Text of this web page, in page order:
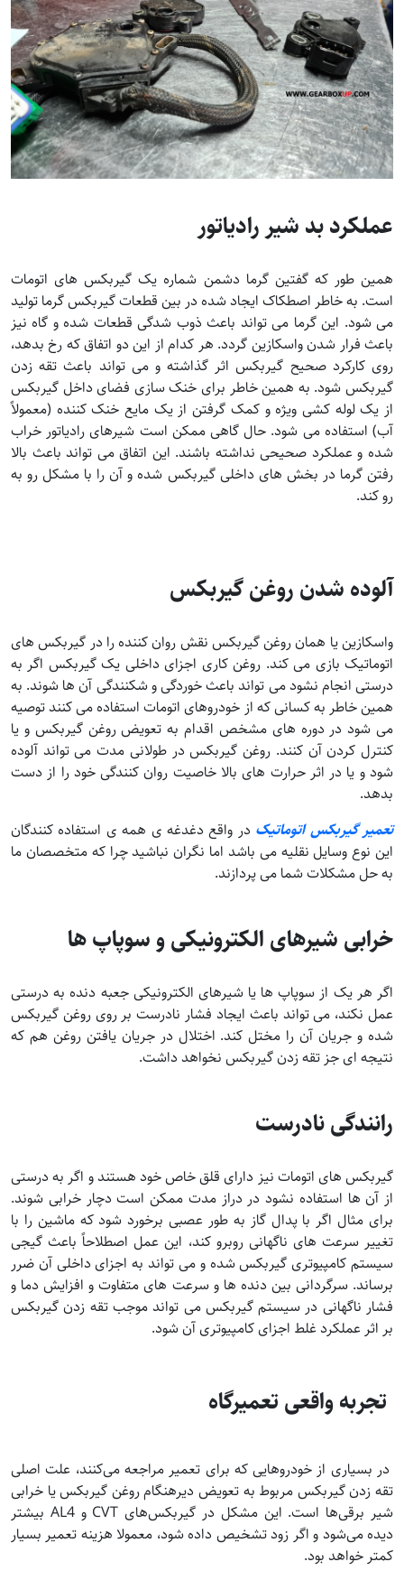
عملکرد بد شیر رادیاتور
همین طور که گفتین گرما دشمن شماره یک گیربکس های اتومات
است. به خاطر اصطکاک ایجاد شده در بین قطعات گیربکس گرما تولید
می شود. این گرما می تواند باعث ذوب شدگی قطعات شده و گاه نیز
باعث فرار شدن واسکازین گردد. هر کدام از این دو اتفاق که رخ بدهد،
روی کارکرد صحیح گیربکس اثر گذاشته و می تواند باعث تقه زدن
گیربکس شود. به همین خاطر برای خنک سازی فضای داخل گیربکس
از یک لوله کشی ویژه و کمک گرفتن از یک مایع خنک کننده (معمولاً
آب) استفاده می شود. حال گاهی ممکن است شیرهای رادیاتور خراب
شده و عملکرد صحیحی نداشته باشند. این اتفاق می تواند باعث بالا
رفتن گرما در بخش های داخلی گیربکس شده و آن را با مشکل رو به
رو کند.
آلوده شدن روغن گیربکس
واسکازین یا همان روغن گیربکس نقش روان کننده را در گیربکس های
اتوماتیک بازی می کند. روغن کاری اجزای داخلی یک گیربکس اگر به
درستی انجام نشود می تواند باعث خوردگی و شکنندگی آن ها شوند. به
همین خاطر به کسانی که از خودروهای اتومات استفاده می کنند توصیه
می شود در دوره های مشخص اقدام به تعویض روغن گیربکس و یا
کنترل کردن آن کنند. روغن گیربکس در طولانی مدت می تواند آلوده
شود و یا در اثر حرارت های بالا خاصیت روان کنندگی خود را از دست
بدهد.
تعمیر گیربکس اتوماتیک در واقع دغدغه ی همه ی استفاده کنندگان
این نوع وسایل نقلیه می باشد اما نگران نباشید چرا که متخصصان ما
به حل مشکلات شما می پردازند.
خرابی شیرهای الکترونیکی و سوپاپ ها
اگر هر یک از سوپاپ ها یا شیرهای الکترونیکی جعبه دنده به درستی
عمل نکند، می تواند باعث ایجاد فشار نادرست بر روی روغن گیربکس
شده و جریان آن را مختل کند. اختلال در جریان یافتن روغن هم که
نتیجه ای جز تقه زدن گیربکس نخواهد داشت.
رانندگی نادرست
گیربکس های اتومات نیز دارای قلق خاص خود هستند و اگر به درستی
از آن ها استفاده نشود در دراز مدت ممکن است دچار خرابی شوند.
برای مثال اگر با پدال گاز به طور عصبی برخورد شود که ماشین را با
تغییر سرعت های ناگهانی روبرو کند، این عمل اصطلاحاً باعث گیجی
سیستم کامپیوتری گیربکس شده و می تواند به اجزای داخلی آن ضرر
برساند. سرگردانی بین دنده ها و سرعت های متفاوت و افزایش دما و
فشار ناگهانی در سیستم گیربکس می تواند موجب تقه زدن گیربکس
بر اثر عملکرد غلط اجزای کامپیوتری آن شود.
تجربه واقعی تعمیرگاه
در بسیاری از خودروهایی که برای تعمیر مراجعه می‌کنند، علت اصلی
تقه زدن گیربکس مربوط به تعویض دیرهنگام روغن گیربکس یا خرابی
شیر برقی‌ها است. این مشکل در گیربکس‌های CVT و AL4 بیشتر
دیده می‌شود و اگر زود تشخیص داده شود، معمولا هزینه تعمیر بسیار
کمتر خواهد بود.